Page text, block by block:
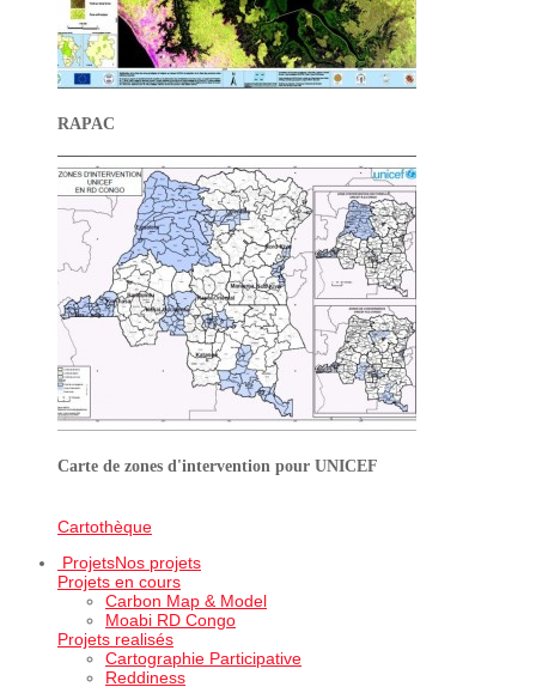
RAPAC
Carte de zones d'intervention pour UNICEF
Cartothèque
ProjetsNos projets
Projets en cours
Carbon Map & Model
Moabi RD Congo
Projets realisés
Cartographie Participative
Reddiness